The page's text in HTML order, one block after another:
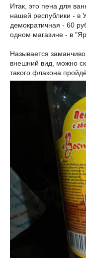
Итак, это пена для
нашей республики - в
демократичная - 60
одном магазине - в
Называется
внешний вид, можно
такого флакона